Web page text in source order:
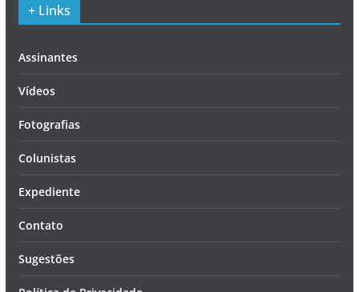
+ Links
Assinantes
Vídeos
Fotografias
Colunistas
Expediente
Contato
Sugestões